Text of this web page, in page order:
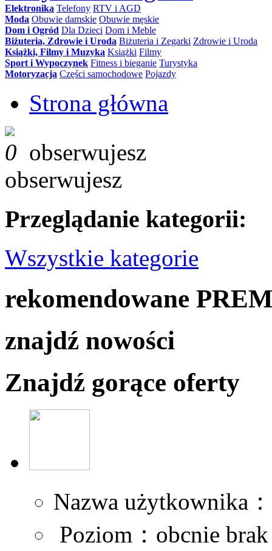
Elektronika Telefony RTV i AGD
Moda Obuwie damskie Obuwie męskie
Dom i Ogród Dla Dzieci Dom i Meble
Biżuteria, Zdrowie i Uroda Biżuteria i Zegarki Zdrowie i Uroda
Książki, Filmy i Muzyka Książki Filmy
Sport i Wypoczynek Fitness i bieganie Turystyka
Motoryzacja Części samochodowe Pojazdy
Strona główna
0 obserwujesz
obserwujesz
Przeglądanie kategorii:
Wszystkie kategorie
rekomendowane
znajdź nowości
Znajdź gorące oferty
Nazwa użytkownika
Poziom：obcnie brak